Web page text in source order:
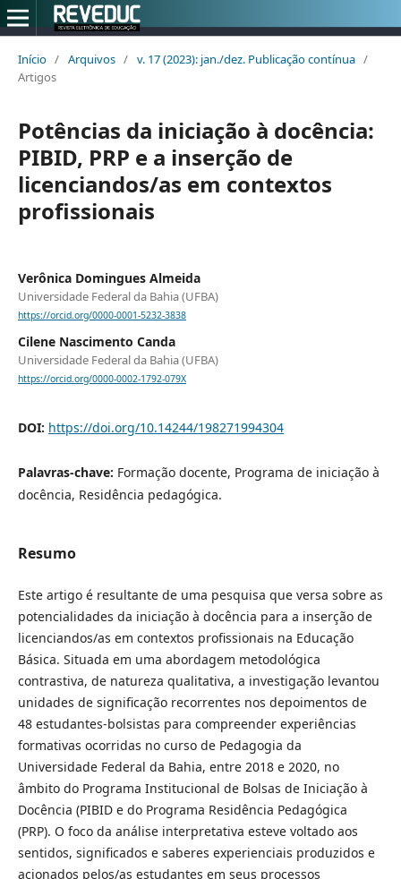
Início / Arquivos / v. 17 (2023): jan./dez. Publicação contínua /
Artigos
Potências da iniciação à docência:
PIBID, PRP e a inserção de
licenciandos/as em contextos
profissionais
Verônica Domingues Almeida
Universidade Federal da Bahia (UFBA)
https://orcid.org/0000-0001-5232-3838
Cilene Nascimento Canda
Universidade Federal da Bahia (UFBA)
https://orcid.org/0000-0002-1792-079X
DOI: https://doi.org/10.14244/198271994304
Palavras-chave: Formação docente, Programa de iniciação à
docência, Residência pedagógica.
Resumo
Este artigo é resultante de uma pesquisa que versa sobre as
potencialidades da iniciação à docência para a inserção de
licenciandos/as em contextos profissionais na Educação
Básica. Situada em uma abordagem metodológica
contrastiva, de natureza qualitativa, a investigação levantou
unidades de significação recorrentes nos depoimentos de
48 estudantes-bolsistas para compreender experiências
formativas ocorridas no curso de Pedagogia da
Universidade Federal da Bahia, entre 2018 e 2020, no
âmbito do Programa Institucional de Bolsas de Iniciação à
Docência (PIBID e do Programa Residência Pedagógica
(PRP). O foco da análise interpretativa esteve voltado aos
sentidos, significados e saberes experienciais produzidos e
acionados pelos/as estudantes em seus processos